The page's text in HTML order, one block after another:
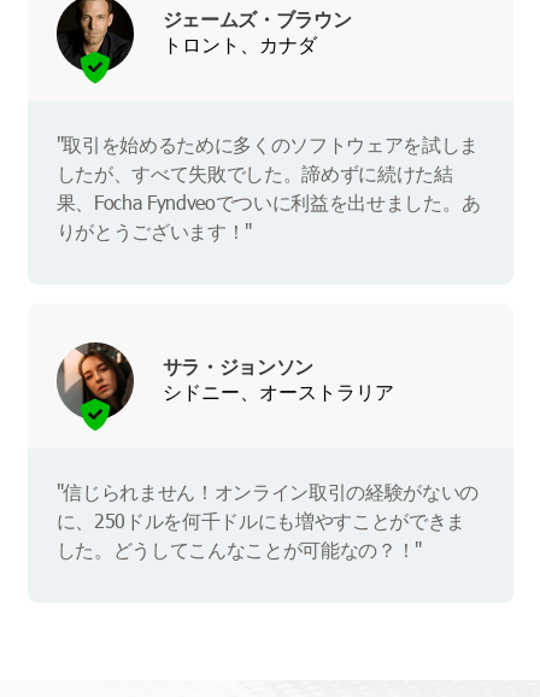
ジェームズ・ブラウン
トロント、カナダ
"取引を始めるために多くのソフトウェアを試しま
したが、すべて失敗でした。諦めずに続けた結
果、Focha Fyndveoでついに利益を出せました。あ
りがとうございます！"
サラ・ジョンソン
シドニー、オーストラリア
"信じられません！オンライン取引の経験がないの
に、250ドルを何千ドルにも増やすことができま
した。どうしてこんなことが可能なの？！"